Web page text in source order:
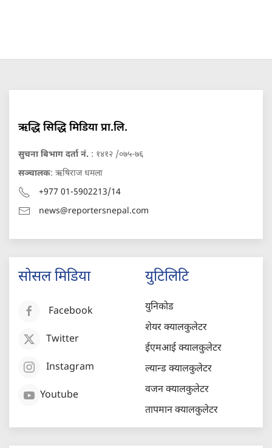
ऋद्धि सिद्धि मिडिया प्रा.लि.
सुचना बिभाग दर्ता नं. : १४१२ /०७५-७६
सञ्चालक: ऋषिराज धमला
+977 01-5902213/14
news@reportersnepal.com
सोसल मिडिया
Facebook
Twitter
Instagram
Youtube
युटिलिटि
युनिकोड
शेयर क्यालकुलेटर
ईएमआई क्यालकुलेटर
ल्यान्ड क्यालकुलेटर
वजन क्यालकुलेटर
तापमान क्यालकुलेटर